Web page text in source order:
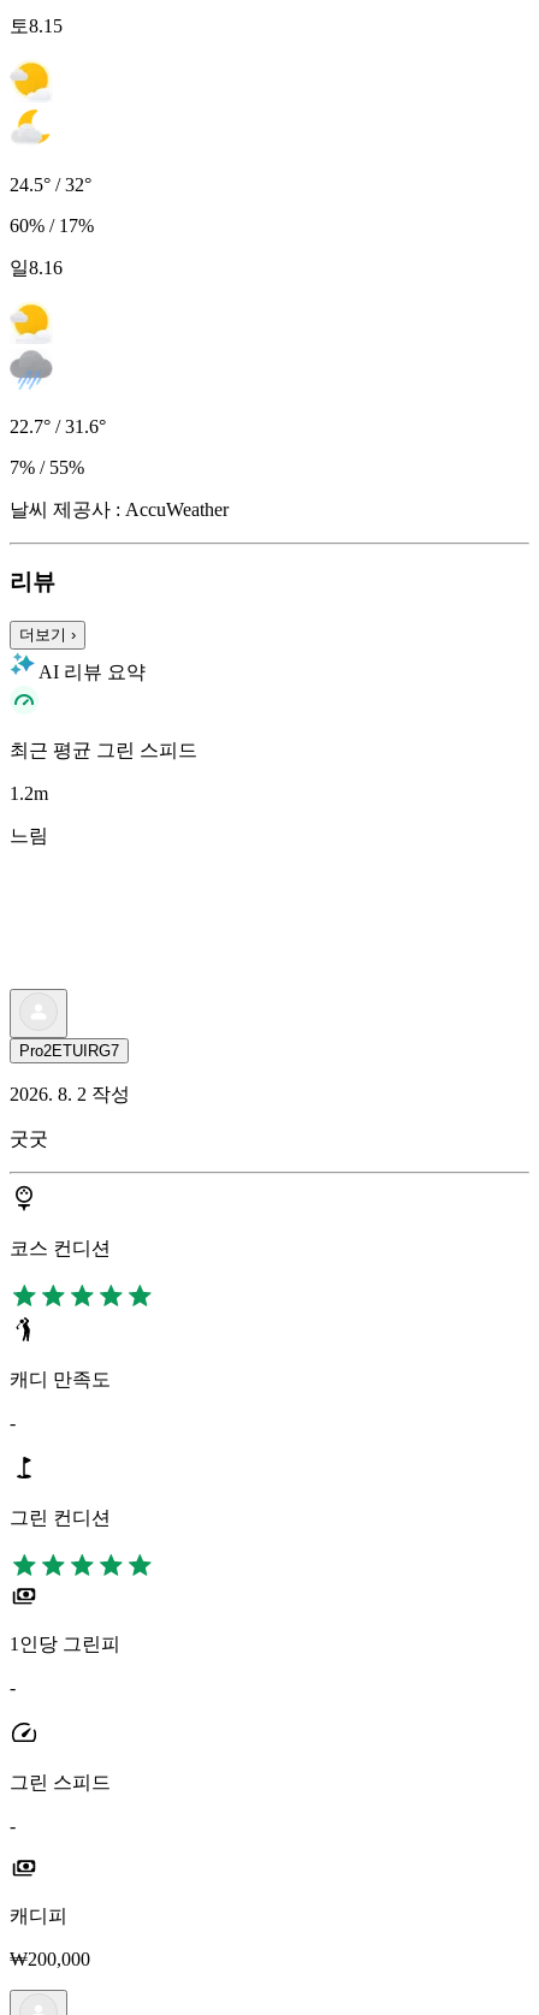
토8.15
24.5° / 32°
60% / 17%
일8.16
22.7° / 31.6°
7% / 55%
날씨 제공사 : AccuWeather
리뷰
더보기 ›
AI 리뷰 요약
최근 평균 그린 스피드
1.2m
느림
Pro2ETUIRG7
2026. 8. 2 작성
굿굿
코스 컨디션
캐디 만족도
-
그린 컨디션
1인당 그린피
-
그린 스피드
-
캐디피
₩200,000